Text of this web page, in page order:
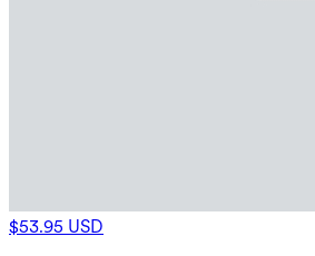
$53.95 USD